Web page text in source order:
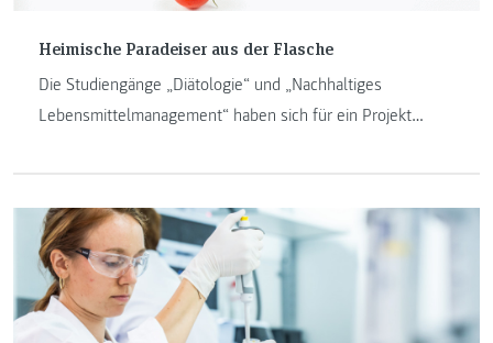
Heimische Paradeiser aus der Flasche
Die Studiengänge „Diätologie“ und „Nachhaltiges
Lebensmittelmanagement“ haben sich für ein Projekt